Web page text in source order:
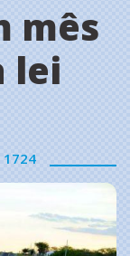
mês
lei
1724